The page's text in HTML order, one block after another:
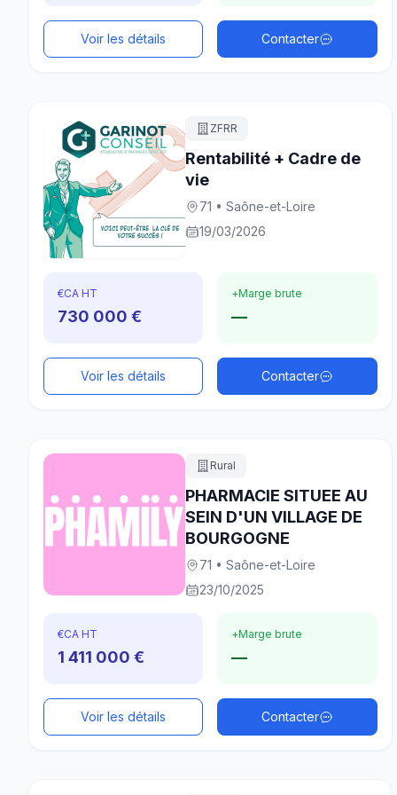
Voir les détails Contacter
ZFRR
Rentabilité + Cadre de
vie
71 • Saône-et-Loire
19/03/2026
€CA HT
730 000 €
+Marge brute
—
Voir les détails Contacter
Rural
PHARMACIE SITUEE AU
SEIN D'UN VILLAGE DE
BOURGOGNE
71 • Saône-et-Loire
23/10/2025
€CA HT
1 411 000 €
+Marge brute
—
Voir les détails Contacter